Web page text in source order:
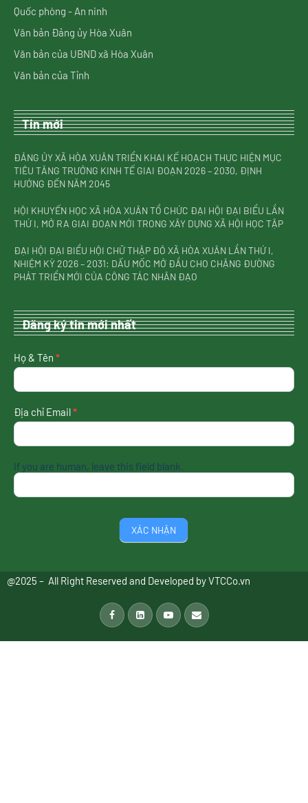
Quốc phòng - An ninh
Văn bản Đảng ủy Hòa Xuân
Văn bản của UBND xã Hòa Xuân
Văn bản của Tỉnh
Tin mới
ĐẢNG ỦY XÃ HÒA XUÂN TRIỂN KHAI KẾ HOẠCH THỰC HIỆN MỤC
TIÊU TĂNG TRƯỞNG KINH TẾ GIAI ĐOẠN 2026 – 2030, ĐỊNH
HƯỚNG ĐẾN NĂM 2045
HỘI KHUYẾN HỌC XÃ HÒA XUÂN TỔ CHỨC ĐẠI HỘI ĐẠI BIỂU LẦN
THỨ I, MỞ RA GIAI ĐOẠN MỚI TRONG XÂY DỰNG XÃ HỘI HỌC TẬP
ĐẠI HỘI ĐẠI BIỂU HỘI CHỮ THẬP ĐỎ XÃ HÒA XUÂN LẦN THỨ I,
NHIỆM KỲ 2026 – 2031: DẤU MỐC MỞ ĐẦU CHO CHẶNG ĐƯỜNG
PHÁT TRIỂN MỚI CỦA CÔNG TÁC NHÂN ĐẠO
Đăng ký tin mới nhất
nhận
tin
nhất
Họ & Tên *
Địa chỉ Email*
If you are human, leave this field blank.
XÁC NHẬN
@2025 – All Right Reserved and Developed byVTCCo.vn